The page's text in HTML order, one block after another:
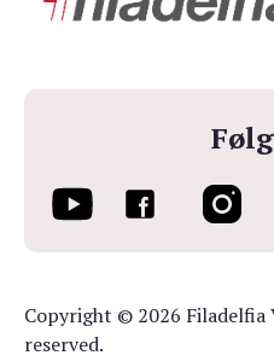
Copyright © 2026 Filadelfia
reserved.